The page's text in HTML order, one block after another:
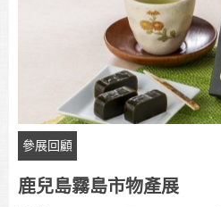
參展回顧
鹿兒島霧島市物產展